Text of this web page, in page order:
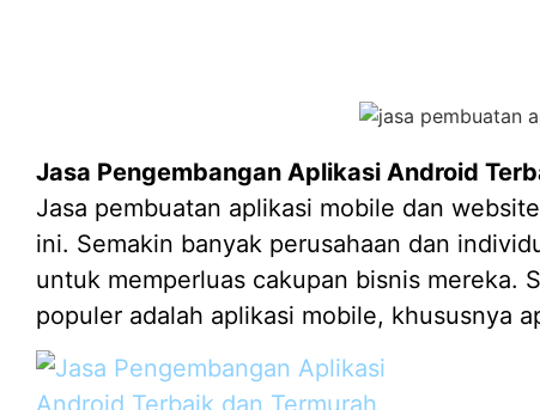
Jasa Pengembangan Aplikasi Android
Jasa pembuatan aplikasi mobile dan
ini. Semakin banyak perusahaan dan
untuk memperluas cakupan bisnis mereka.
populer adalah aplikasi mobile, khususnya